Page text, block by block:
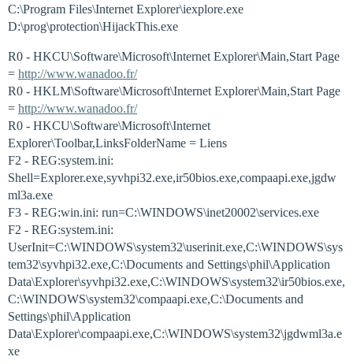
C:\Program Files\Internet Explorer\iexplore.exe
D:\prog\protection\HijackThis.exe
R0 - HKCU\Software\Microsoft\Internet Explorer\Main,Start Page
= http://www.wanadoo.fr/
R0 - HKLM\Software\Microsoft\Internet Explorer\Main,Start Page
= http://www.wanadoo.fr/
R0 - HKCU\Software\Microsoft\Internet
Explorer\Toolbar,LinksFolderName = Liens
F2 - REG:system.ini:
Shell=Explorer.exe,syvhpi32.exe,ir50bios.exe,compaapi.exe,jgdw
ml3a.exe
F3 - REG:win.ini: run=C:\WINDOWS\inet20002\services.exe
F2 - REG:system.ini:
UserInit=C:\WINDOWS\system32\userinit.exe,C:\WINDOWS\sys
tem32\syvhpi32.exe,C:\Documents and Settings\phil\Application
Data\Explorer\syvhpi32.exe,C:\WINDOWS\system32\ir50bios.exe,
C:\WINDOWS\system32\compaapi.exe,C:\Documents and
Settings\phil\Application
Data\Explorer\compaapi.exe,C:\WINDOWS\system32\jgdwml3a.e
xe